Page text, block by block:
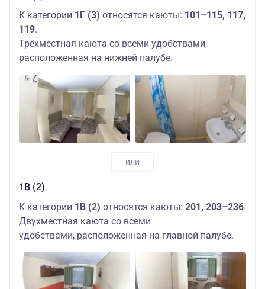
К категории 1Г (3) относятся каюты: 101–115, 117,
119.
Трёхместная каюта со всеми удобствами,
расположенная на нижней палубе.
1В (2)
К категории 1В (2) относятся каюты: 201, 203–236.
Двухместная каюта со всеми
удобствами, расположенная на главной палубе.